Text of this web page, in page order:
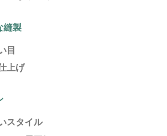
縫製
目
上げ
スタイル